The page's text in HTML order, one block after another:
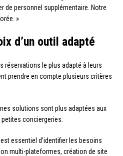
de personnel supplémentaire. Notre
»
d’un outil adapté
réservations le plus adapté à leurs
prendre en compte plusieurs critères
solutions sont plus adaptées aux
conciergeries.
est essentiel d’identifier les besoins
multi-plateformes, création de site